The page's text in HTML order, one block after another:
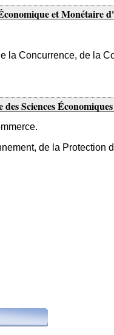
et Monétaire
la Concurrence, de la
Sciences
de la Protection